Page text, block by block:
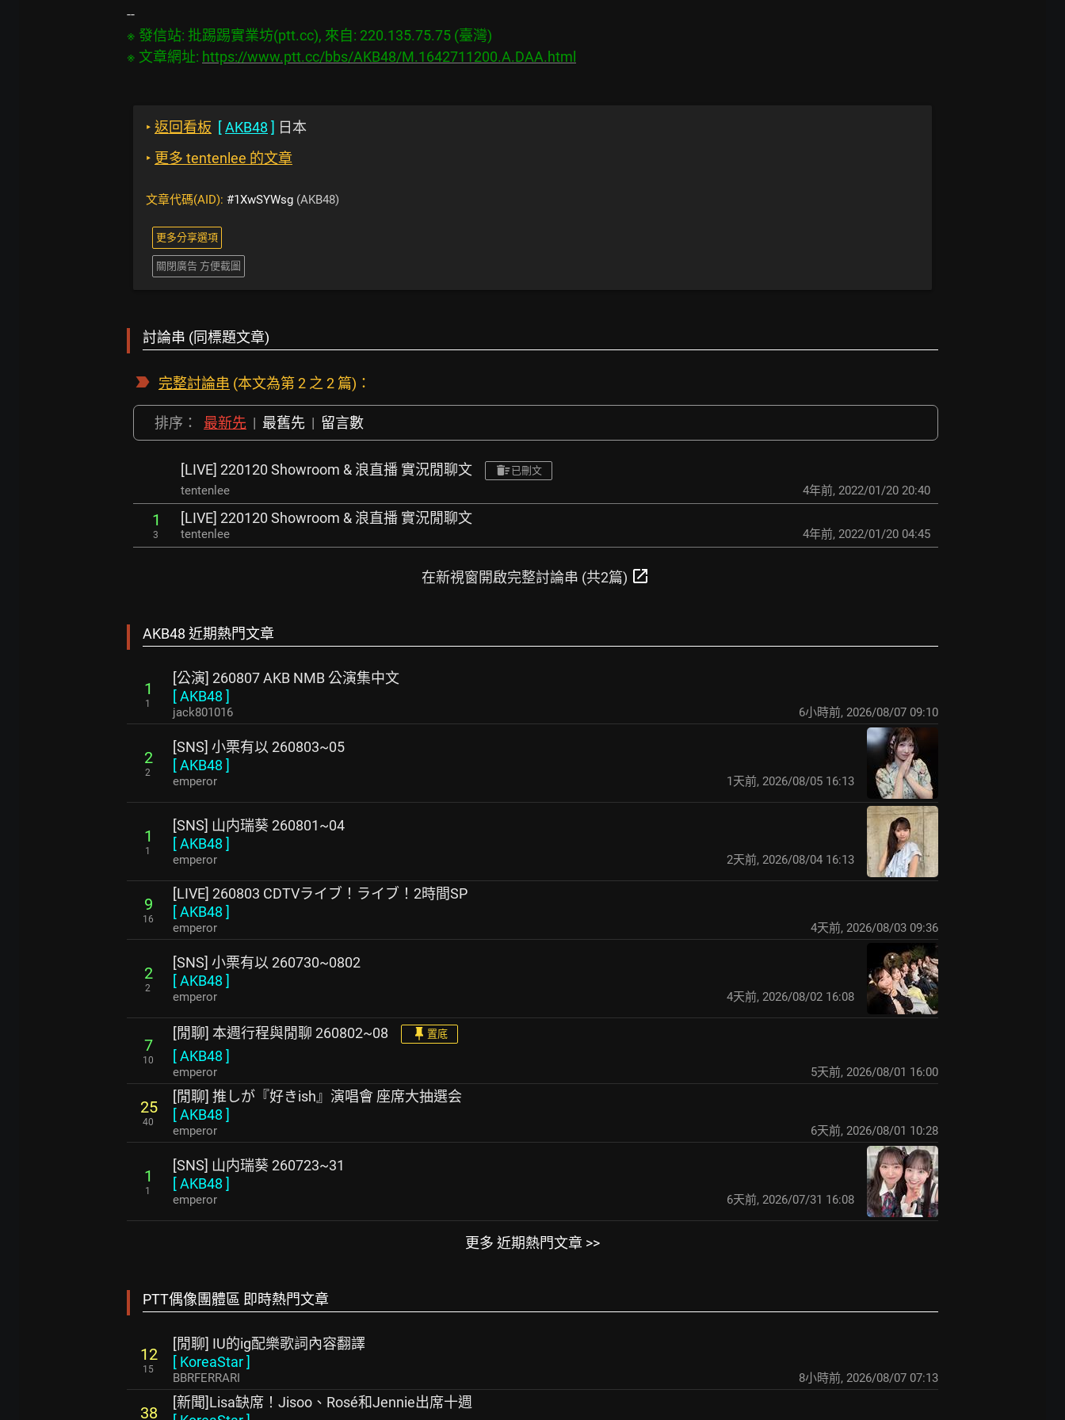
※ 發信站: 批踢踢實業坊(ptt.cc), 來自: 220.135.75.75 (臺灣)
※ 文章網址: https://www.ptt.cc/bbs/AKB48/M.1642711200.A.DAA.html
‣ 返回看板 [AKB48 ] 日本
‣ 更多 tentenlee 的文章
文章代碼(AID): #1XwSYWsg (AKB48)
更多分享選項
關閉廣告 方便截圖
討論串 (同標題文章)
完整討論串 (本文為第 2 之 2 篇)：
排序： 最新先 | 最舊先 | 留言數
[LIVE] 220120 Showroom & 浪直播 實況閒聊文 已刪文
tentenlee 4年前, 2022/01/20 20:40
1
3
[LIVE] 220120 Showroom & 浪直播 實況閒聊文
tentenlee 4年前, 2022/01/20 04:45
在新視窗開啟完整討論串 (共2篇) open_in_new
AKB48 近期熱門文章
1
1
[公演] 260807 AKB NMB 公演集中文
[AKB48 ]
jack801016 6小時前, 2026/08/07 09:10
2
2
[SNS] 小栗有以 260803~05
[AKB48 ]
emperor 1天前, 2026/08/05 16:13
1
1
[SNS] 山内瑞葵 260801~04
[AKB48 ]
emperor 2天前, 2026/08/04 16:13
9
16
[LIVE] 260803 CDTVライブ！ライブ！2時間SP
[AKB48 ]
emperor 4天前, 2026/08/03 09:36
2
2
[SNS] 小栗有以 260730~0802
[AKB48 ]
emperor 4天前, 2026/08/02 16:08
7
10
[閒聊] 本週行程與閒聊 260802~08 置底
[AKB48 ]
emperor 5天前, 2026/08/01 16:00
25
40
[閒聊] 推しが『好きish』演唱會 座席大抽選会
[AKB48 ]
emperor 6天前, 2026/08/01 10:28
1
1
[SNS] 山内瑞葵 260723~31
[AKB48 ]
emperor 6天前, 2026/07/31 16:08
更多 近期熱門文章 >>
PTT偶像團體區 即時熱門文章
12
15
[閒聊] IU的ig配樂歌詞內容翻譯
[ KoreaStar]
BBRFERRARI 8小時前, 2026/08/07 07:13
38
[新聞]Lisa缺席！Jisoo、Rosé和Jennie出席十週